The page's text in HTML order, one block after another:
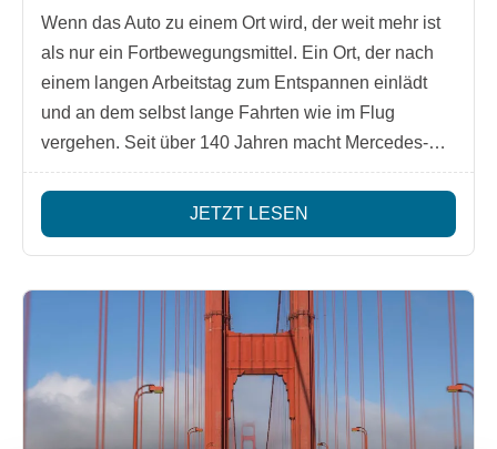
Wenn das Auto zu einem Ort wird, der weit mehr ist
als nur ein Fortbewegungsmittel. Ein Ort, der nach
einem langen Arbeitstag zum Entspannen einlädt
und an dem selbst lange Fahrten wie im Flug
vergehen. Seit über 140 Jahren macht Mercedes-
Benz das Auto zu einem Ort, der sich wie zu Hause
anfühlt. Welcome home.
JETZT LESEN